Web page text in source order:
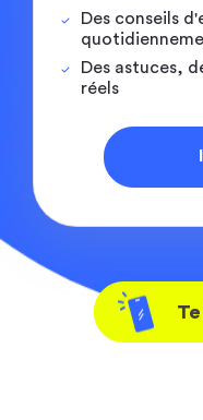
Des conseils
Des astuces,
réels